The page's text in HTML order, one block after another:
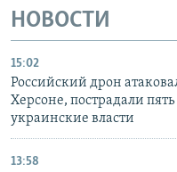
НОВОСТИ
15:02
Российский дрон
Херсоне, пострадали пять
украинские власти
13:58